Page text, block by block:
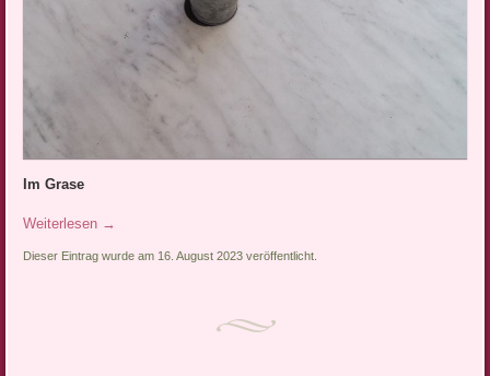
Im Grase
Weiterlesen →
Dieser Eintrag wurde am 16. August 2023 veröffentlicht.